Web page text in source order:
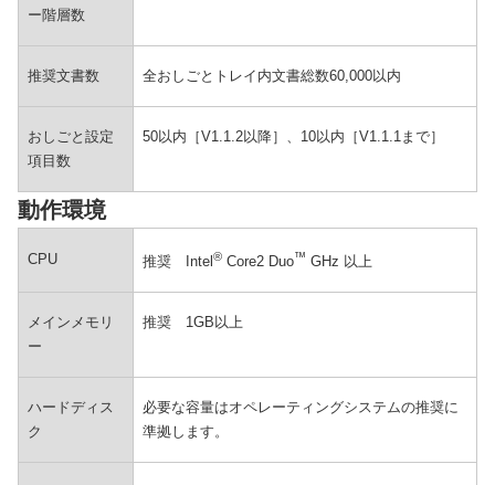
ー階層数
推奨文書数 全おしごとトレイ内文書総数60,000以内
おしごと設定
項目数
50以内［V1.1.2以降］、10以内［V1.1.1まで］
動作環境
CPU 推奨 Intel ® Core2 Duo™ GHz 以上
メインメモリ
ー
推奨 1GB以上
ハードディス
ク
必要な容量はオペレーティングシステムの推奨に
準拠します。